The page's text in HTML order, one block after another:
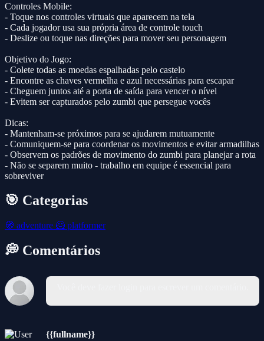
Controles Mobile:
- Toque nos controles virtuais que aparecem na tela
- Cada jogador usa sua própria área de controle touch
- Deslize ou toque nas direções para mover seu personagem
Objetivo do Jogo:
- Colete todas as moedas espalhadas pelo castelo
- Encontre as chaves vermelha e azul necessárias para escapar
- Cheguem juntos até a porta de saída para vencer o nível
- Evitem ser capturados pelo zumbi que persegue vocês
Dicas:
- Mantenham-se próximos para se ajudarem mutuamente
- Comuniquem-se para coordenar os movimentos e evitar armadilhas
- Observem os padrões de movimento do zumbi para planejar a rota
- Não se separem muito - trabalho em equipe é essencial para
sobreviver
🎯 Categorias
🧭 adventure 🦸 platformer
💭 Comentários
{{fullname}}